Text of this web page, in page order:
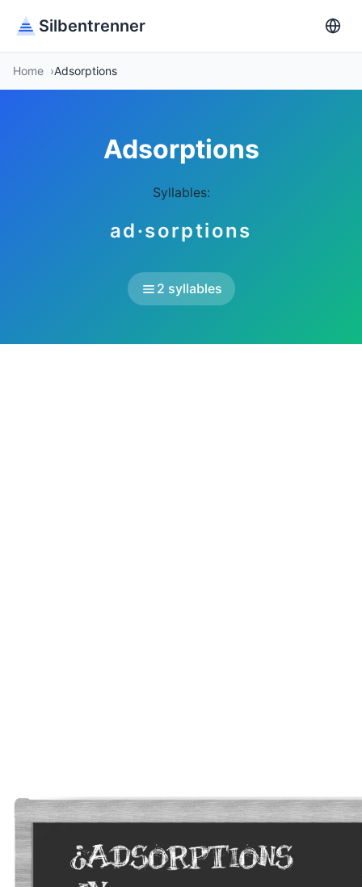
Silbentrenner
Home Adsorptions
Adsorptions
Syllables:
ad·sorptions
2 syllables